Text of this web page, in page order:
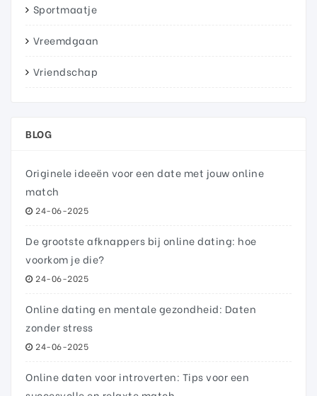
Sportmaatje
Vreemdgaan
Vriendschap
BLOG
Originele ideeën voor een date met jouw online
match
24-06-2025
De grootste afknappers bij online dating: hoe
voorkom je die?
24-06-2025
Online dating en mentale gezondheid: Daten
zonder stress
24-06-2025
Online daten voor introverten: Tips voor een